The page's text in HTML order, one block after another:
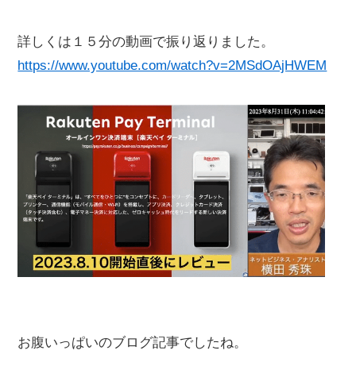
詳しくは１５分の動画で振り返りました。
https://www.youtube.com/watch?v=2MSdOAjHWEM
お腹いっぱいのブログ記事でしたね。